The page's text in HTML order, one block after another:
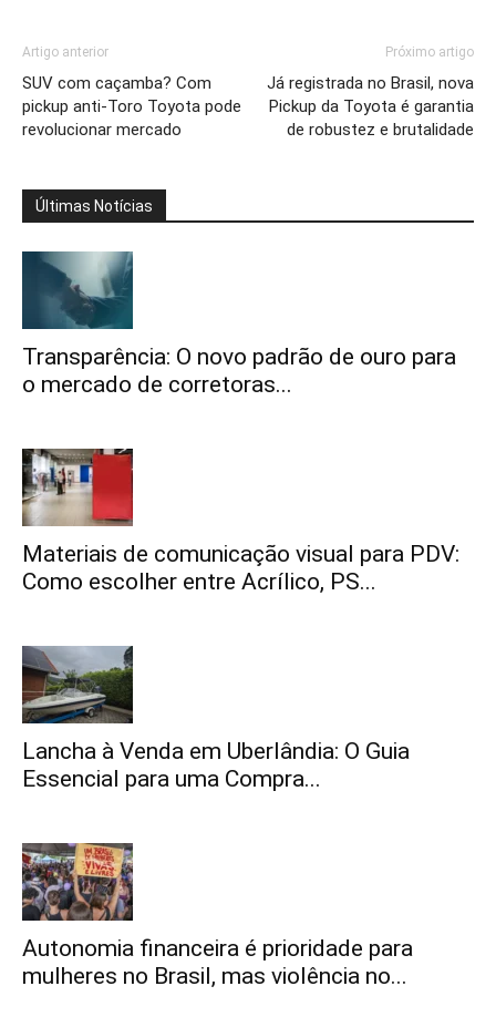
Artigo anterior
SUV com caçamba? Com
pickup anti-Toro Toyota pode
revolucionar mercado
Próximo artigo
Já registrada no Brasil, nova
Pickup da Toyota é garantia
de robustez e brutalidade
Últimas Notícias
Transparência: O novo padrão de ouro para
o mercado de corretoras...
Materiais de comunicação visual para PDV:
Como escolher entre Acrílico, PS...
Lancha à Venda em Uberlândia: O Guia
Essencial para uma Compra...
Autonomia financeira é prioridade para
mulheres no Brasil, mas violência no...